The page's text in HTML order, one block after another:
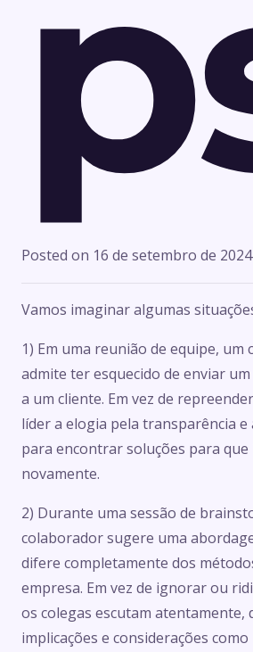
Posted on 16 de setembro de 2024
Vamos imaginar algumas
1) Em uma reunião de equipe, um
admite ter esquecido de enviar
a um cliente. Em vez de
líder a elogia pela transparência
para encontrar soluções para que
novamente.
2) Durante uma sessão de
colaborador sugere uma
difere completamente dos
empresa. Em vez de ignorar ou
os colegas escutam atentamente,
implicações e considerações